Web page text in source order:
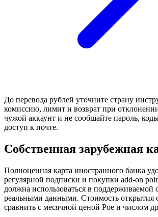
До перевода рублей уточните страну
комиссию, лимит и возврат при
чужой аккаунт и не сообщайте пароль,
доступ к почте.
Собственная зарубежная
Полноценная карта иностранного банка
регулярной подписки и покупки add-on
должна использоваться в поддерживаемой
реальными данными. Стоимость открытия
сравнить с месячной ценой Poe и числом